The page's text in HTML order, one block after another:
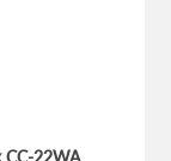
CC-22WA